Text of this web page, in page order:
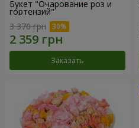
Букет "Очарование роз и
гортензий"
3 370 грн
Заказать